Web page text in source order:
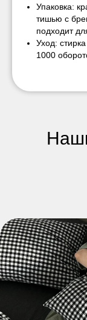
Упаковка:
тишью с
подходит
Уход:
1000